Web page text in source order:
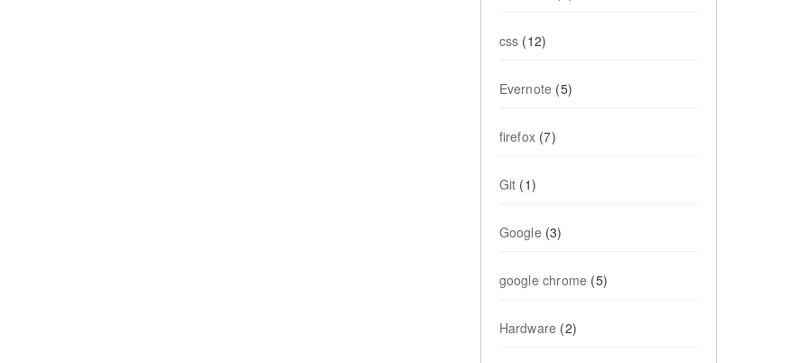
css (12)
Evernote (5)
firefox(7)
Git (1)
Google (3)
google chrome (5)
Hardware (2)